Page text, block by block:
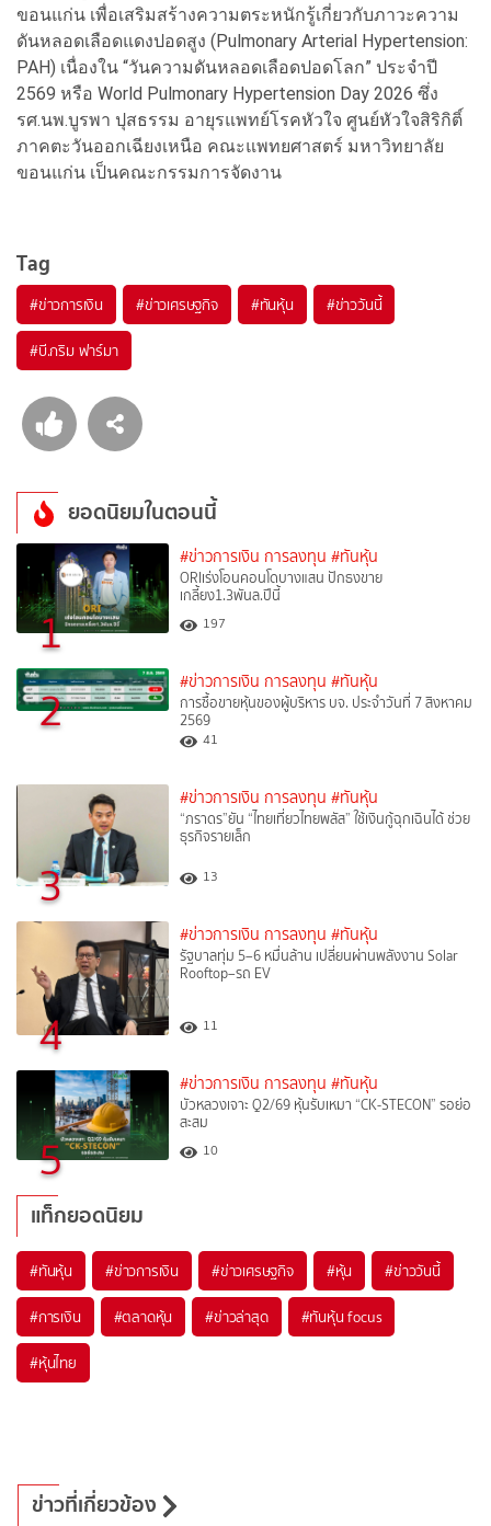
ขอนแก่น เพื่อเสริมสร้างความตระหนักรู้เกี่ยวกับภาวะความ
ดันหลอดเลือดแดงปอดสูง (Pulmonary Arterial Hypertension:
PAH) เนื่องใน “วันความดันหลอดเลือดปอดโลก” ประจำปี
2569 หรือ World Pulmonary Hypertension Day 2026 ซึ่ง
รศ.นพ.บูรพา ปุสธรรม อายุรแพทย์โรคหัวใจ ศูนย์หัวใจสิริกิติ์
ภาคตะวันออกเฉียงเหนือ คณะแพทยศาสตร์ มหาวิทยาลัย
ขอนแก่น เป็นคณะกรรมการจัดงาน
Tag
#ข่าวการเงิน #ข่าวเศรษฐกิจ #ทันหุ้น #ข่าววันนี้
#บี.กริม ฟาร์มา
ยอดนิยมในตอนนี้
1
#ข่าวการเงิน การลงทุน #ทันหุ้น
ORIเร่งโอนคอนโดบางแสน ปักธงขาย
เกลี้ยง1.3พันล.ปีนี้
197
2 #ข่าวการเงิน การลงทุน #ทันหุ้น
การซื้อขายหุ้นของผู้บริหาร บจ. ประจำวันที่ 7 สิงหาคม
2569
41
3
#ข่าวการเงิน การลงทุน #ทันหุ้น
“ภราดร”ยัน “ไทยเที่ยวไทยพลัส” ใช้เงินกู้ฉุกเฉินได้ ช่วย
ธุรกิจรายเล็ก
13
4
#ข่าวการเงิน การลงทุน #ทันหุ้น
รัฐบาลทุ่ม 5–6 หมื่นล้าน เปลี่ยนผ่านพลังงาน Solar
Rooftop–รถ EV
11
5
#ข่าวการเงิน การลงทุน #ทันหุ้น
บัวหลวงเจาะ Q2/69 หุ้นรับเหมา “CK-STECON” รอย่อ
สะสม
10
แท็กยอดนิยม
#ทันหุ้น #ข่าวการเงิน #ข่าวเศรษฐกิจ #หุ้น #ข่าววันนี้
#การเงิน #ตลาดหุ้น #ข่าวล่าสุด #ทันหุ้น focus
#หุ้นไทย
ข่าวที่เกี่ยวข้อง